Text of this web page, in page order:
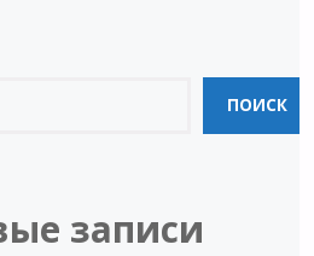
ПОИСК
записи